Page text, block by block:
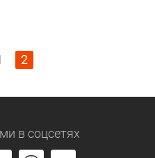
2
в соцсетях